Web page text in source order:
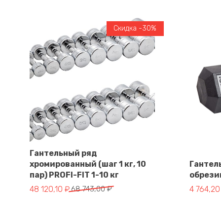
В корзину
Скидка -30%
Гантельный ряд
хромированный (шаг 1 кг, 10
пар) PROFI-FIT 1-10 кг
68 743,00₽
Первоначальная цена составляла 68 743,00 ₽.
48 120,10 ₽
Текущая цена: 48 120,10 ₽. 4 764,20
Текущая